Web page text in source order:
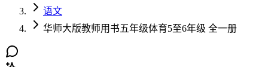
语文
华师大版教师用书五年级体育5至6年级 全一册